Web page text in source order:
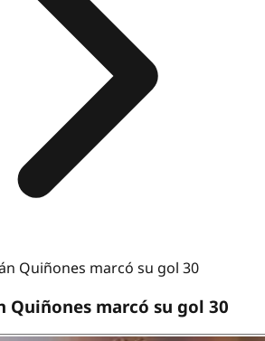
Quiñones marcó su gol 30
Quiñones marcó su gol 30